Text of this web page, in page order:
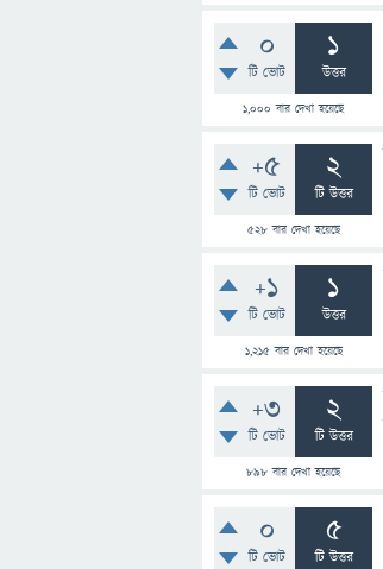
0
টি ভোট
1
উত্তর
1,000 বার দেখা হয়েছে
+5
টি ভোট
2
টি উত্তর
528বার দেখা হয়েছে
+1
টি ভোট
1
উত্তর
1,215বার দেখা হয়েছে
+3
টি ভোট
2
টি উত্তর
898 বার দেখা হয়েছে
0
টি ভোট
5
টি উত্তর